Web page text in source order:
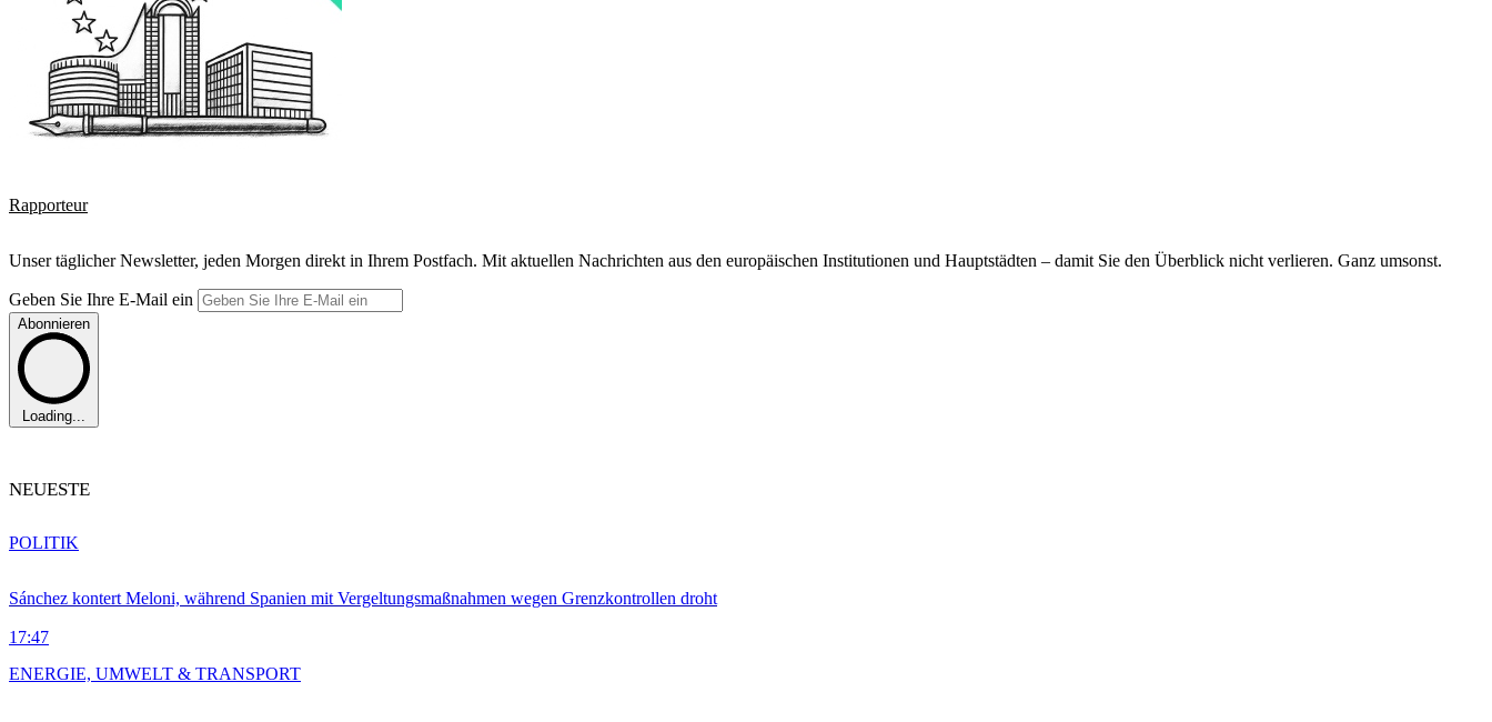
Rapporteur
Unser täglicher Newsletter, jeden Morgen direkt in Ihrem Postfach. Mit aktuellen Nachrichten aus den europäischen Institutionen und Hauptstädten – damit Sie den Überblick nicht verlieren. Ganz umsonst.
Geben Sie Ihre E-Mail ein
Abonnieren
Loading...
NEUESTE
Sánchez kontert Meloni, während Spanien mit Vergeltungsmaßnahmen wegen Grenzkontrollen droht
17:47
POLITIK
ENERGIE, UMWELT & TRANSPORT